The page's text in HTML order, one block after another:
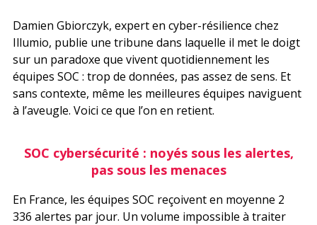
Damien Gbiorczyk, expert en cyber-résilience chez
Illumio, publie une tribune dans laquelle il met le doigt
sur un paradoxe que vivent quotidiennement les
équipes SOC : trop de données, pas assez de sens. Et
sans contexte, même les meilleures équipes naviguent
à l’aveugle. Voici ce que l’on en retient.
SOC cybersécurité : noyés sous les alertes,
pas sous les menaces
En France, les équipes SOC reçoivent en moyenne 2
336 alertes par jour. Un volume impossible à traiter